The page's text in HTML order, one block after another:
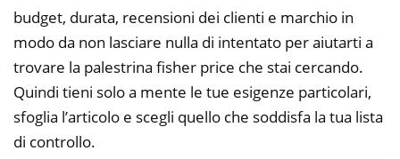
budget, durata, recensioni dei clienti e marchio in
modo da non lasciare nulla di intentato per aiutarti a
trovare la palestrina fisher price che stai cercando.
Quindi tieni solo a mente le tue esigenze particolari,
sfoglia l’articolo e scegli quello che soddisfa la tua lista
di controllo.